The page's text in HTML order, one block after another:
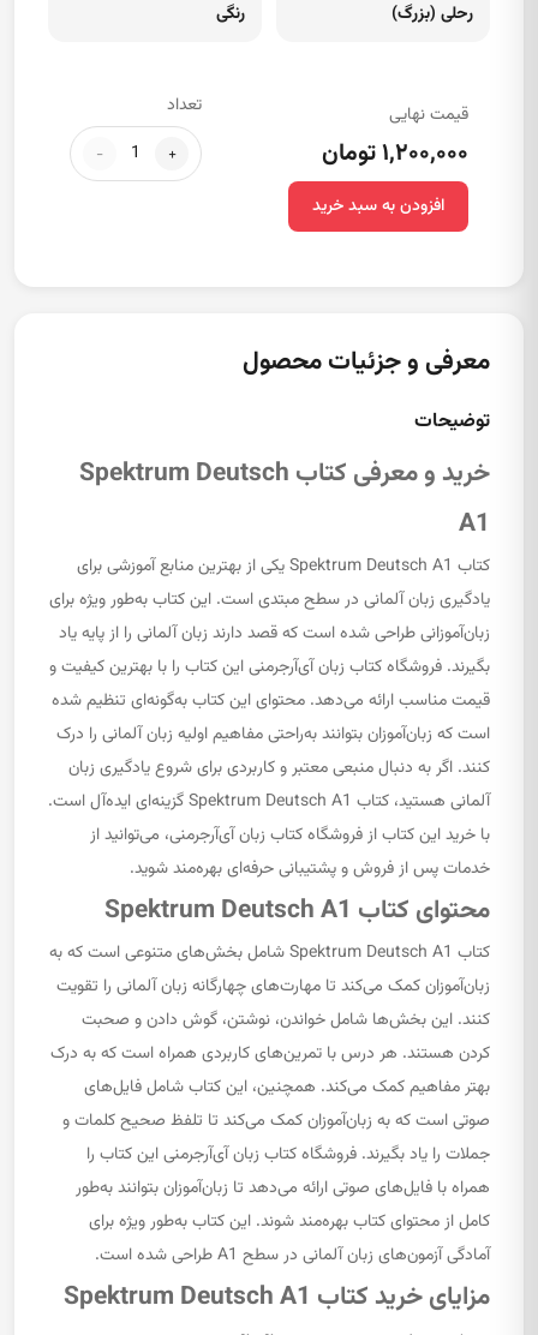
رحلی (بزرگ)
رنگی
قیمت نهایی
۱,۲۰۰,۰۰۰ تومان
تعداد
+
-
افزودن به سبد خرید
معرفی و جزئیات محصول
توضیحات
خرید و معرفی کتاب Spektrum Deutsch
A1
کتاب Spektrum Deutsch A1 یکی از بهترین منابع آموزشی برای
یادگیری زبان آلمانی در سطح مبتدی است. این کتاب به‌طور ویژه برای
زبان‌آموزانی طراحی شده است که قصد دارند زبان آلمانی را از پایه یاد
بگیرند. فروشگاه کتاب زبان آی‌آرجرمنی این کتاب را با بهترین کیفیت و
قیمت مناسب ارائه می‌دهد. محتوای این کتاب به‌گونه‌ای تنظیم شده
است که زبان‌آموزان بتوانند به‌راحتی مفاهیم اولیه زبان آلمانی را درک
کنند. اگر به دنبال منبعی معتبر و کاربردی برای شروع یادگیری زبان
آلمانی هستید، کتاب Spektrum Deutsch A1 گزینه‌ای ایده‌آل است.
با خرید این کتاب از فروشگاه کتاب زبان آی‌آرجرمنی، می‌توانید از
خدمات پس از فروش و پشتیبانی حرفه‌ای بهره‌مند شوید.
محتوای کتاب Spektrum Deutsch A1
کتاب Spektrum Deutsch A1 شامل بخش‌های متنوعی است که به
زبان‌آموزان کمک می‌کند تا مهارت‌های چهارگانه زبان آلمانی را تقویت
کنند. این بخش‌ها شامل خواندن، نوشتن، گوش دادن و صحبت
کردن هستند. هر درس با تمرین‌های کاربردی همراه است که به درک
بهتر مفاهیم کمک می‌کند. همچنین، این کتاب شامل فایل‌های
صوتی است که به زبان‌آموزان کمک می‌کند تا تلفظ صحیح کلمات و
جملات را یاد بگیرند. فروشگاه کتاب زبان آی‌آرجرمنی این کتاب را
همراه با فایل‌های صوتی ارائه می‌دهد تا زبان‌آموزان بتوانند به‌طور
کامل از محتوای کتاب بهره‌مند شوند. این کتاب به‌طور ویژه برای
آمادگی آزمون‌های زبان آلمانی در سطح A1 طراحی شده است.
مزایای خرید کتاب Spektrum Deutsch A1